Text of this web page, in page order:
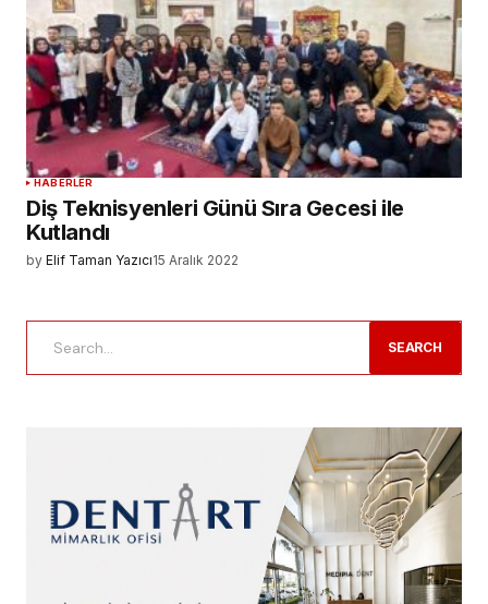
HABERLER
Diş Teknisyenleri Günü Sıra Gecesi ile
Kutlandı
by Elif Taman Yazıcı15 Aralık 2022
SEARCH